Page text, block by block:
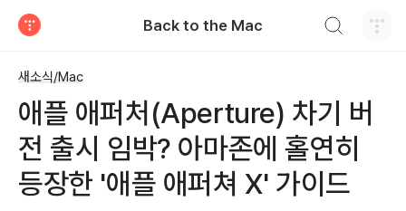
Back to the Mac
새소식/Mac
애플 애퍼처(Aperture) 차기 버
전 출시 임박? 아마존에 홀연히
등장한 '애플 애퍼쳐 X' 가이드